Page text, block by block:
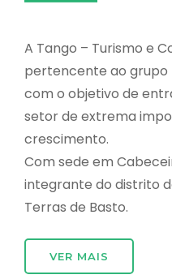
A Tango – Turismo e
pertencente ao grupo
com o objetivo de
setor de extrema
crescimento.
Com sede em
integrante do distrito
Terras de Basto.
VER MAIS